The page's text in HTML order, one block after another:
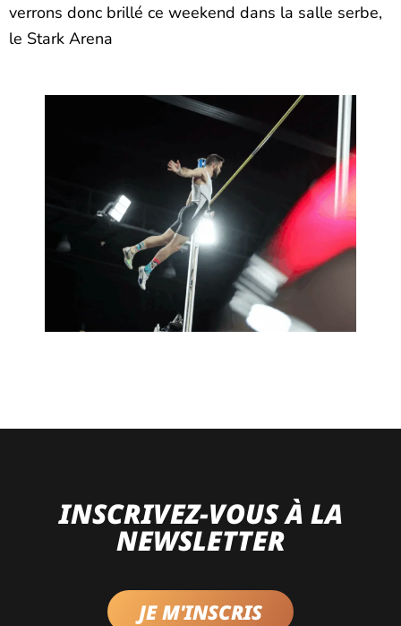
verrons donc brillé ce weekend dans la salle serbe,
le Stark Arena
INSCRIVEZ-VOUS À LA
NEWSLETTER
JE M'INSCRIS